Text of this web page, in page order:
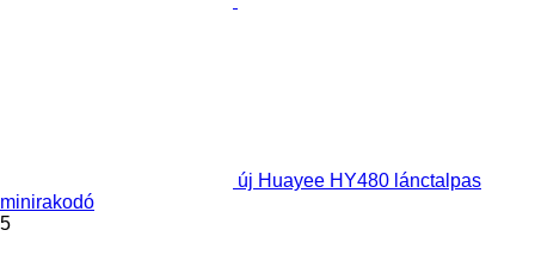
új Huayee HY480 lánctalpas
minirakodó
5